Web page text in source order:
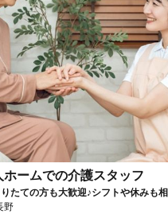
ームでの介護スタッフ
たての方も大歓迎♪シフトや休みも
野